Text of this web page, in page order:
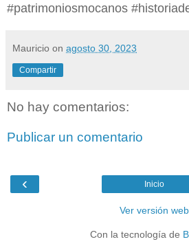
#patrimoniosmocanos
Mauricio on agosto 30, 2023
Compartir
No hay comentarios:
Publicar un comentario
‹ Inicio
Ver versión web
Con la tecnología de